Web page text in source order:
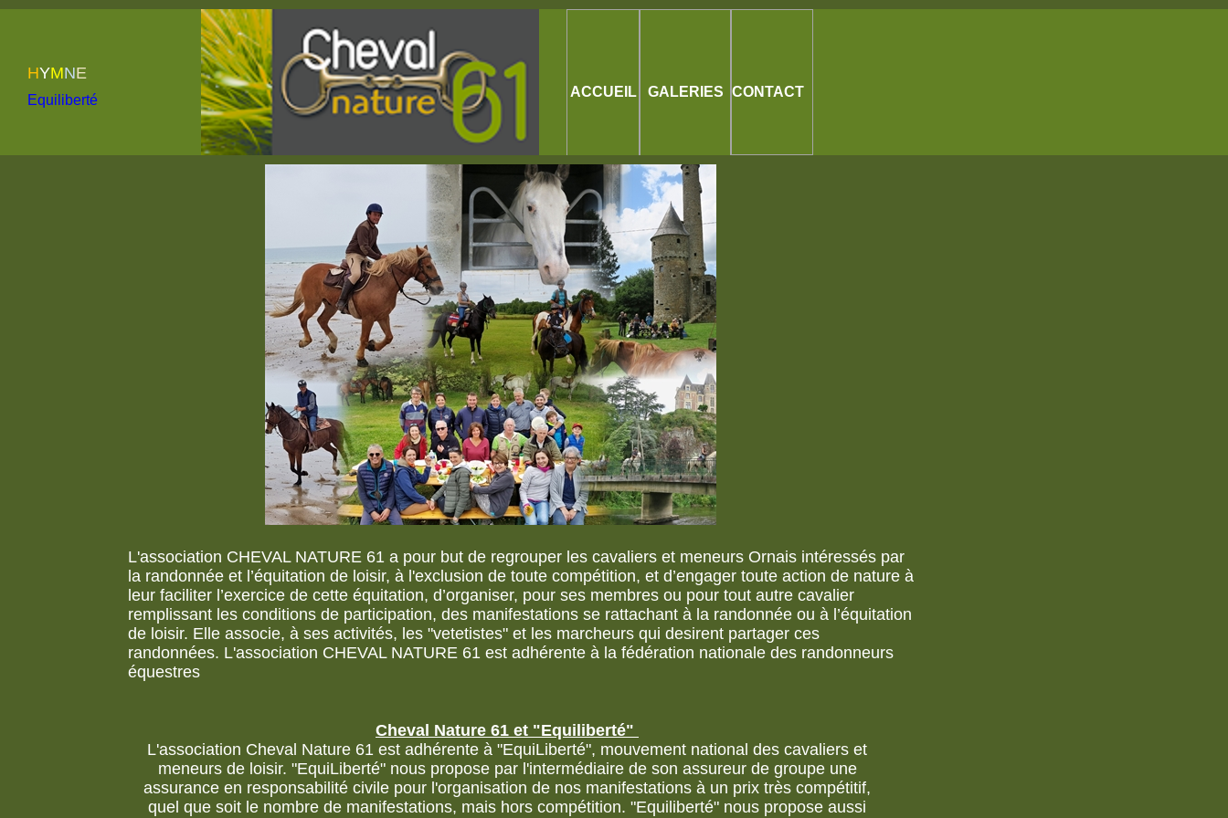
ACCUEIL GALERIES CONTACT
HYMNE
Equiliberté
L'association CHEVAL NATURE 61 a pour but de regrouper les cavaliers et meneurs Ornais intéressés par
la randonnée et l’équitation de loisir, à l'exclusion de toute compétition, et d’engager toute action de nature à
leur faciliter l’exercice de cette équitation, d’organiser, pour ses membres ou pour tout autre cavalier
remplissant les conditions de participation, des manifestations se rattachant à la randonnée ou à l’équitation
de loisir. Elle associe, à ses activités, les "vetetistes" et les marcheurs qui desirent partager ces
randonnées. L'association CHEVAL NATURE 61 est adhérente à la fédération nationale des randonneurs
équestres
Cheval Nature 61 et "Equiliberté"
L'association Cheval Nature 61 est adhérente à "EquiLiberté", mouvement national des cavaliers et
meneurs de loisir. "EquiLiberté" nous propose par l'intermédiaire de son assureur de groupe une
assurance en responsabilité civile pour l'organisation de nos manifestations à un prix très compétitif,
quel que soit le nombre de manifestations, mais hors compétition. "Equiliberté" nous propose aussi